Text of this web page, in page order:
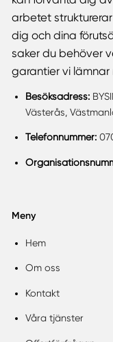
arbetet
dig och dina
saker du behöver
garantier vi
Besöksadress:
Västerås,
Telefonnummer:
Meny
Hem
Om oss
Kontakt
Våra tjänster